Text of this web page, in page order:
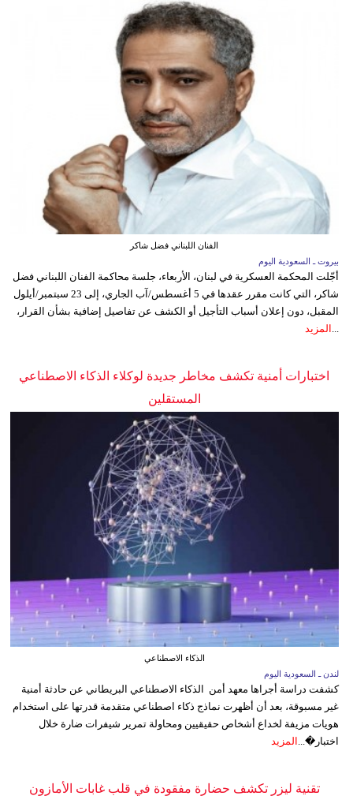
الفنان اللبناني فضل شاكر
بيروت ـ السعودية اليوم
أجّلت المحكمة العسكرية في لبنان، الأربعاء، جلسة محاكمة الفنان اللبناني فضل
شاكر، التي كانت مقرر عقدها في 5 أغسطس/آب الجاري، إلى 23 سبتمبر/أيلول
المقبل، دون إعلان أسباب التأجيل أو الكشف عن تفاصيل إضافية بشأن القرار،
... المزيد
اختبارات أمنية تكشف مخاطر جديدة لوكلاء الذكاء الاصطناعي
المستقلين
الذكاء الاصطناعي
لندن ـ السعودية اليوم
كشفت دراسة أجراها معهد أمن الذكاء الاصطناعي البريطاني عن حادثة أمنية
غير مسبوقة، بعد أن أظهرت نماذج ذكاء اصطناعي متقدمة قدرتها على استخدام
هويات مزيفة لخداع أشخاص حقيقيين ومحاولة تمرير شيفرات ضارة خلال
اختبار�...
المزيد
تقنية ليزر تكشف حضارة مفقودة في قلب غابات الأمازون